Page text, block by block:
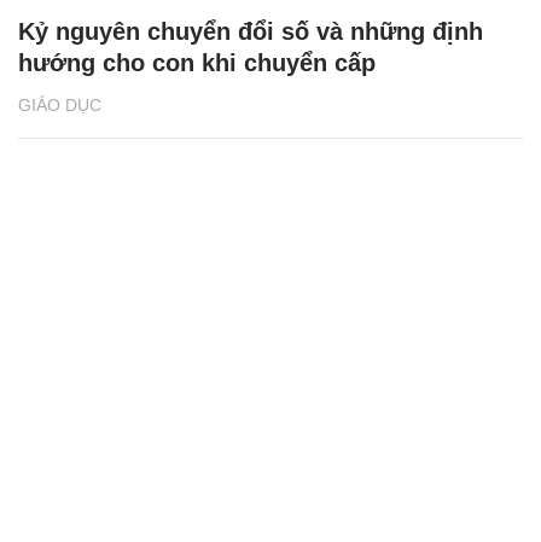
GIÁO DỤC
Kỷ nguyên chuyển đổi số và những định
hướng cho con khi chuyển cấp